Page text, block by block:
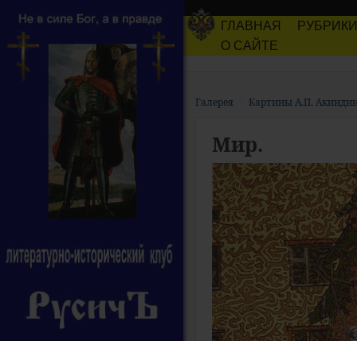
ГЛАВНАЯ
РУБРИКИ
О САЙТЕ
Галерея Картины А.П.
Мир.